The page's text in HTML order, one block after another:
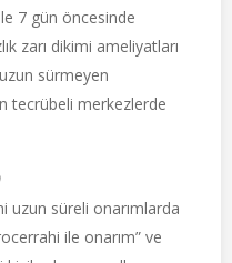
7 gün öncesinde
zarı dikimi ameliyatları
sürmeyen
tecrübeli merkezlerde
uzun süreli onarımlarda
ile onarım” ve